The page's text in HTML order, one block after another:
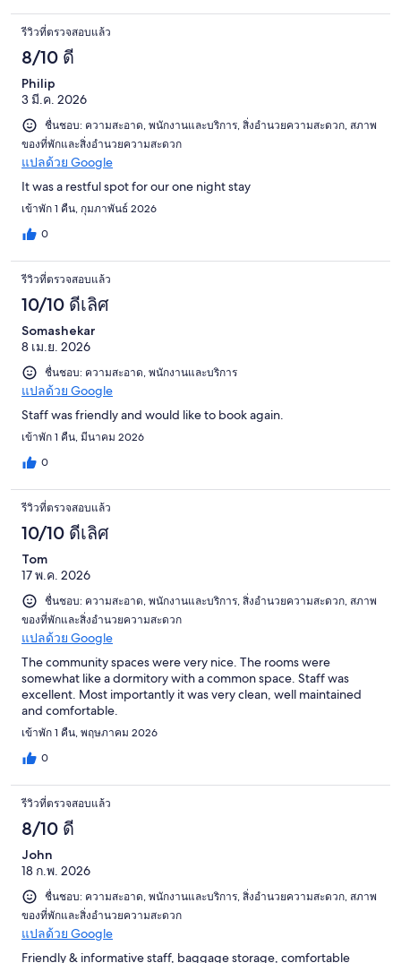
รีวิวที่ตรวจสอบแล้ว
8/10 ดี
Philip
3 มี.ค. 2026
ชื่นชอบ: ความสะอาด, พนักงานและบริการ, สิ่งอำนวยความสะดวก, สภาพ
ของที่พักและสิ่งอำนวยความสะดวก
แปลด้วย Google
It was a restful spot for our one night stay
เข้าพัก 1 คืน, กุมภาพันธ์ 2026
0
รีวิวที่ตรวจสอบแล้ว
10/10 ดีเลิศ
Somashekar
8 เม.ย. 2026
ชื่นชอบ: ความสะอาด, พนักงานและบริการ
แปลด้วย Google
Staff was friendly and would like to book again.
เข้าพัก 1 คืน, มีนาคม 2026
0
รีวิวที่ตรวจสอบแล้ว
10/10 ดีเลิศ
Tom
17 พ.ค. 2026
ชื่นชอบ: ความสะอาด, พนักงานและบริการ, สิ่งอำนวยความสะดวก, สภาพ
ของที่พักและสิ่งอำนวยความสะดวก
แปลด้วย Google
The community spaces were very nice. The rooms were
somewhat like a dormitory with a common space. Staff was
excellent. Most importantly it was very clean, well maintained
and comfortable.
เข้าพัก 1 คืน, พฤษภาคม 2026
0
รีวิวที่ตรวจสอบแล้ว
8/10 ดี
John
18 ก.พ. 2026
ชื่นชอบ: ความสะอาด, พนักงานและบริการ, สิ่งอำนวยความสะดวก, สภาพ
ของที่พักและสิ่งอำนวยความสะดวก
แปลด้วย Google
Friendly & informative staff, baggage storage, comfortable